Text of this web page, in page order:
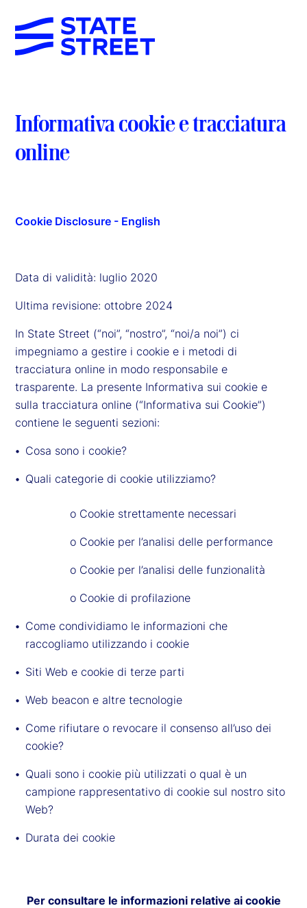
Informativa cookie e tracciatura
online
Cookie Disclosure - English
Data di validità: luglio 2020
Ultima revisione: ottobre 2024
In State Street (“noi”, “nostro”, “noi/a noi”) ci
impegniamo a gestire i cookie e i metodi di
tracciatura online in modo responsabile e
trasparente. La presente Informativa sui cookie e
sulla tracciatura online (“Informativa sui Cookie”)
contiene le seguenti sezioni:
Cosa sono i cookie?
Quali categorie di cookie utilizziamo?
o Cookie strettamente necessari
o Cookie per l’analisi delle performance
o Cookie per l’analisi delle funzionalità
o Cookie di profilazione
Come condividiamo le informazioni che
raccogliamo utilizzando i cookie
Siti Web e cookie di terze parti
Web beacon e altre tecnologie
Come rifiutare o revocare il consenso all’uso dei
cookie?
Quali sono i cookie più utilizzati o qual è un
campione rappresentativo di cookie sul nostro sito
Web?
Durata dei cookie
Per consultare le informazioni relative ai cookie